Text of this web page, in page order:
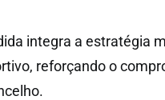
integra a estratégia
reforçando o